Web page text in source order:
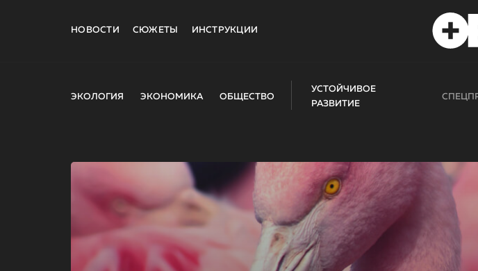
НОВОСТИ СЮЖЕТЫ ИНСТРУКЦИИ
ЭКОЛОГИЯ ЭКОНОМИКА ОБЩЕСТВО
УСТОЙЧИВОЕ
РАЗВИТИЕ